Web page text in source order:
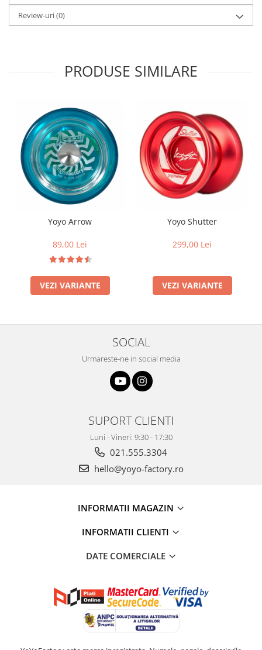
Review-uri(0)
PRODUSE SIMILARE
Yoyo Arrow
89,00 Lei
VEZI VARIANTE
Yoyo Shutter
299,00 Lei
VEZI VARIANTE
SOCIAL
Urmareste-ne in social media
SUPORT CLIENTI
Luni - Vineri: 9:30 - 17:30
021.555.3304
hello@yoyo-factory.ro
INFORMATII MAGAZIN
INFORMATII CLIENTI
DATE COMERCIALE